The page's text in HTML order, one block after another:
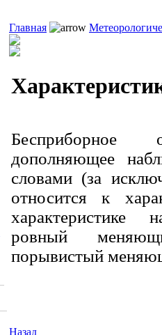
Главная
Бесприборное
дополняющее
словами (за
относится к
характеристике
ровный
порывистый
Назад